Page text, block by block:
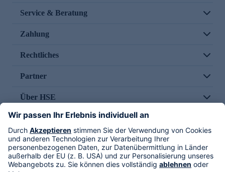
Service & Beratung
Zahlung
Rechtliches
Partner
Über HSE
Im TV
HSE International